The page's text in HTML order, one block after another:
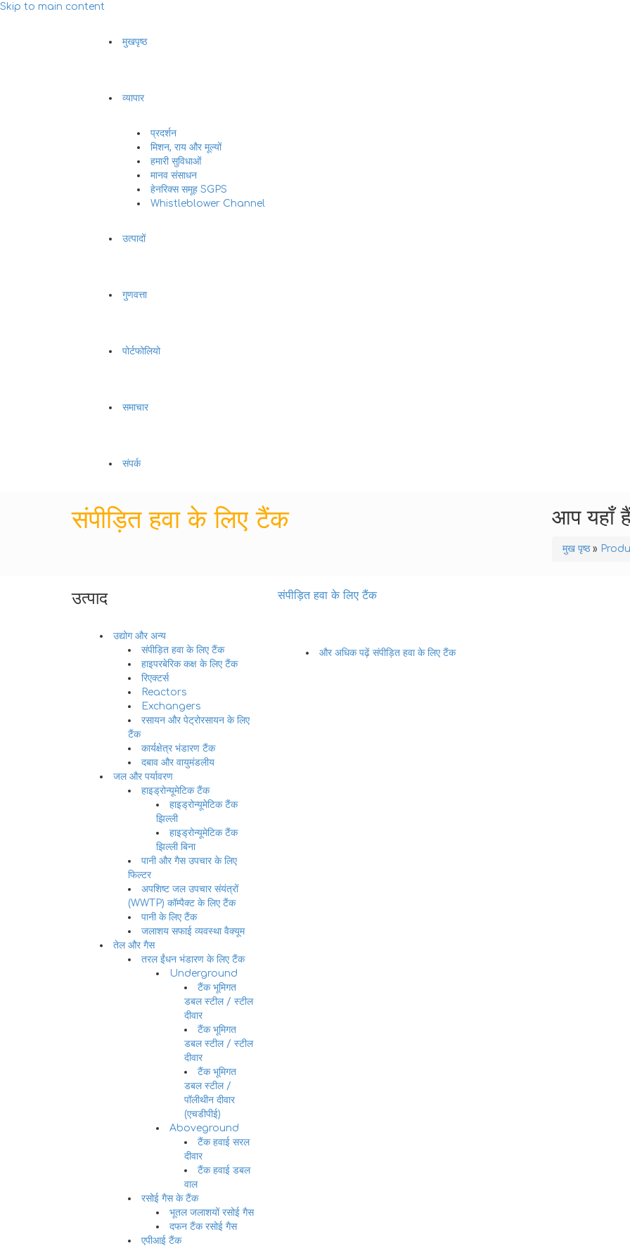
Skip to main content
मुखपृष्ठ
व्यापार
प्रदर्शन
मिशन, राय और मूल्यों
हमारी सुविधाओं
मानव संसाधन
हेनरिक्स समूह SGPS
Whistleblower Channel
उत्पादों
गुणवत्ता
पोर्टफोलियो
समाचार
संपर्क
संपीड़ित हवा के लिए टैंक आप यहाँ
मुख पृष्ठ»
उत्पाद
उद्योग और अन्य
संपीड़ित हवा के लिए टैंक
हाइपरबेरिक कक्ष के लिए टैंक
रिएक्टर्स
Reactors
Exchangers
रसायन और पेट्रोरसायन के लिए
टैंक
कार्यक्षेत्र भंडारण टैंक
दबाव और वायुमंडलीय
जल और पर्यावरण
हाइड्रोन्यूमेटिक टैंक
हाइड्रोन्यूमेटिक टैंक
झिल्ली
हाइड्रोन्यूमेटिक टैंक
झिल्ली बिना
पानी और गैस उपचार के लिए
फिल्टर
अपशिष्ट जल उपचार संयंत्रों
(WWTP) कॉम्पैक्ट के लिए टैंक
पानी के लिए टैंक
जलाशय सफाई व्यवस्था वैक्यूम
तेल और गैस
तरल ईंधन भंडारण के लिए टैंक
Underground
टैंक भूमिगत
डबल स्टील / स्टील
दीवार
टैंक भूमिगत
डबल स्टील / स्टील
दीवार
टैंक भूमिगत
डबल स्टील /
पॉलीथीन दीवार
(एचडीपीई)
Aboveground
टैंक हवाई सरल
दीवार
टैंक हवाई डबल
वाल
रसोई गैस के टैंक
भूतल जलाशयों रसोई गैस
दफन टैंक रसोई गैस
एपीआई टैंक
संपीड़ित हवा के लिए टैंक
और अधिक पढ़ेंसंपीड़ित हवा के लिए टैंक